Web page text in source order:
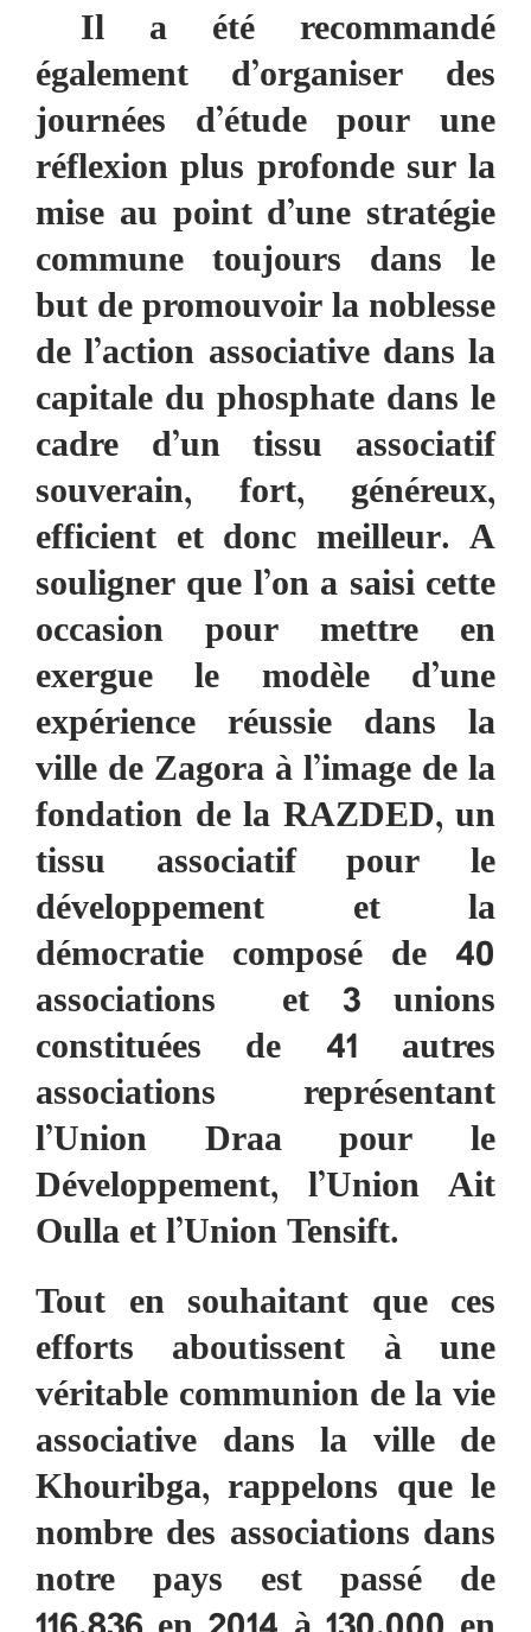
Il a été recommandé
également d’organiser des
journées d’étude pour une
réflexion plus profonde sur la
mise au point d’une stratégie
commune toujours dans le
but de promouvoir la noblesse
de l’action associative dans la
capitale du phosphate dans le
cadre d’un tissu associatif
souverain, fort, généreux,
efficient et donc meilleur. A
souligner que l’on a saisi cette
occasion pour mettre en
exergue le modèle d’une
expérience réussie dans la
ville de Zagora à l’image de la
fondation de la RAZDED, un
tissu associatif pour le
développement et la
démocratie composé de 40
associations et 3 unions
constituées de 41 autres
associations représentant
l’Union Draa pour le
Développement, l’Union Ait
Oulla et l’Union Tensift.
Tout en souhaitant que ces
efforts aboutissent à une
véritable communion de la vie
associative dans la ville de
Khouribga, rappelons que le
nombre des associations dans
notre pays est passé de